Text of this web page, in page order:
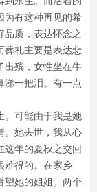
为有这种再见的希
品质，表达怀念之
葬礼主要是表达悲
出殡，女性坐在牛
涕一把泪。有一点
。可能由于我是她
。她去世，我从心
这年的夏秋之交回
难得的。在家乡
望她的姐姐。两个